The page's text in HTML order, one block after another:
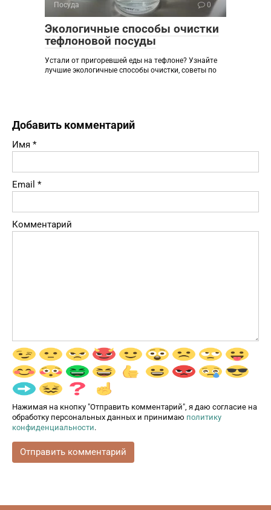
Посуда 0
Экологичные способы очистки
тефлоновой посуды
Устали от пригоревшей еды на тефлоне? Узнайте
лучшие экологичные способы очистки, советы по
Добавить комментарий
Имя *
Email *
Комментарий
Нажимая на кнопку "Отправить комментарий", я даю согласие на
обработку персональных данных и принимаю политику
конфиденциальности.